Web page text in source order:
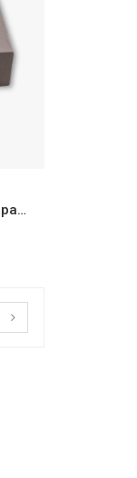
Confezione Da 1 Bottiglia Ripasso Della Valpolicella Doc